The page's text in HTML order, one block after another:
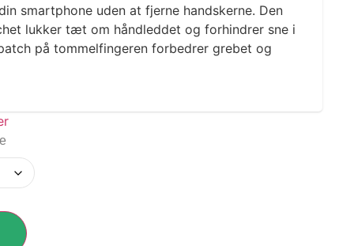
smartphone uden at fjerne handskerne. Den
lukker tæt om håndleddet og forhindrer sne i
på tommelfingeren forbedrer grebet og